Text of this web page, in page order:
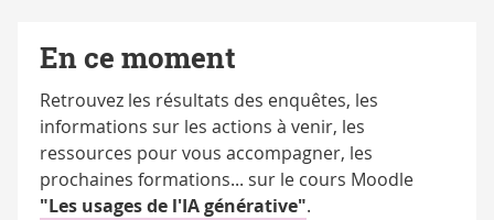
En ce moment
Retrouvez les résultats des enquêtes, les
informations sur les actions à venir, les
ressources pour vous accompagner, les
prochaines formations... sur le cours Moodle
"Les usages de l'IA générative".